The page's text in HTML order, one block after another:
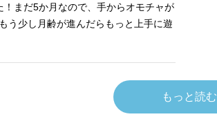
まだ5か月なので、手からオモチャが
う少し月齢が進んだらもっと上手に遊
もっと読む